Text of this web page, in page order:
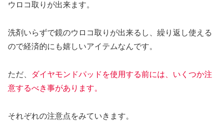
ウロコ取りが出来ます。
洗剤いらずで鏡のウロコ取りが出来るし、繰り返し使える
ので経済的にも嬉しいアイテムなんです。
ただ、
ダイヤモンドパッドを使用する前には、いくつか注
意するべき事があります。
それぞれの注意点をみていきます。